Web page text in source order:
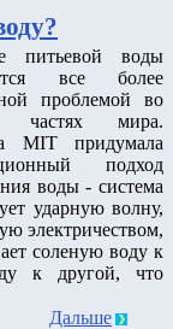
питьевой воды
все более
проблемой во
частях мира.
MIT придумала
подход
воды - система
ударную волну,
электричеством,
соленую воду к
к другой, что
Дальше